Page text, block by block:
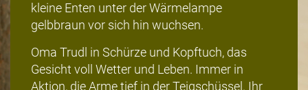
kleine Enten unter der Wärmelampe
gelbbraun vor sich hin wuchsen.
Oma Trudl in Schürze und Kopftuch, das
Gesicht voll Wetter und Leben. Immer in
Aktion, die Arme tief in der Teigschüssel. Ihr